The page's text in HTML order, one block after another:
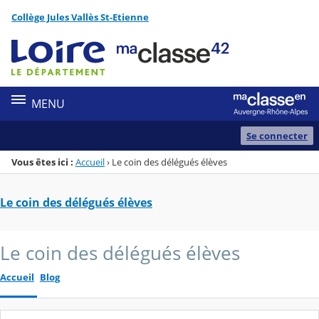
Menu de la rubrique
Contenu
Collège Jules Vallès St-Etienne
MENU
Se connecter
Vous êtes ici : Accueil› Le coin des délégués élèves
Le coin des délégués élèves
Le coin des délégués élèves
Accueil Blog